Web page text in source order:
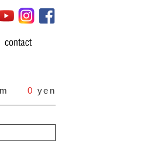
0 yen